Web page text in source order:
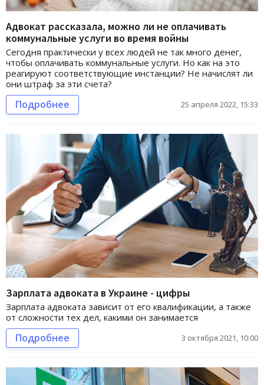
Адвокат рассказала, можно ли не оплачивать
коммунальные услуги во время войны
Сегодня практически у всех людей не так много денег,
чтобы оплачивать коммунальные услуги. Но как на это
реагируют соответствующие инстанции? Не начислят ли
они штраф за эти счета?
Подробнее 25 апреля 2022, 15:33
Зарплата адвоката в Украине - цифры
Зарплата адвоката зависит от его квалификации, а также
от сложности тех дел, какими он занимается
Подробнее 3 октября 2021, 10:00